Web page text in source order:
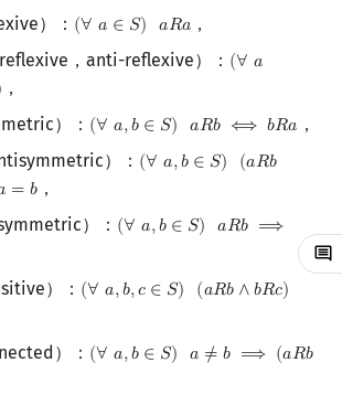
Code::Blocks
排序应用
树
摊
）： (∀ 𝑎 ∈ 𝑆) 𝑎𝑅𝑎
(∀ a∈S ) a Ra
，
，anti-reflexive）： (∀ 𝑎
(∀ a∈
，
）： (∀ 𝑎,𝑏 ∈ 𝑆) 𝑎𝑅𝑏 ⟺ 𝑏𝑅𝑎
(∀ a,b∈S ) a Rb⟺bR a
，
）： (∀ 𝑎,𝑏 ∈ 𝑆) (𝑎𝑅𝑏
= 𝑏
(∀ a,b∈S ) ( Rb∧b
，
）： (∀ 𝑎,𝑏 ∈ 𝑆) 𝑎𝑅𝑏 ⟹
(∀ a,b∈S ) a Rb⟹ ¬(b
）： (∀ 𝑎,𝑏,𝑐 ∈ 𝑆) (𝑎𝑅𝑏 ∧𝑏𝑅𝑐)
(∀ a,b,c∈S ) ( Rb∧bR c)⟹
）： (∀ 𝑎,𝑏 ∈ 𝑆) 𝑎 ≠ 𝑏 ⟹ (𝑎𝑅𝑏
(∀ a,b∈S ) a ≠b ⟹( aRb ∨bRa)